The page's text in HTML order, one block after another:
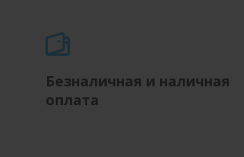
Безналичная и наличная
оплата